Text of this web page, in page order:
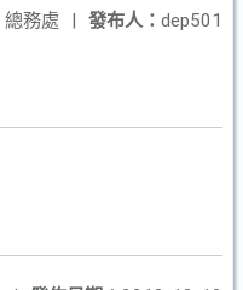
發布人： dep501
總務處 |